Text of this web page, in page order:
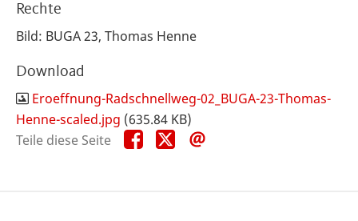
Rechte
Bild: BUGA 23, Thomas Henne
Download
Eroeffnung-Radschnellweg-02_BUGA-23-Thomas-
Henne-scaled.jpg (635.84 KB)
Teile diese Seite
Teile
diese
Teile
diese